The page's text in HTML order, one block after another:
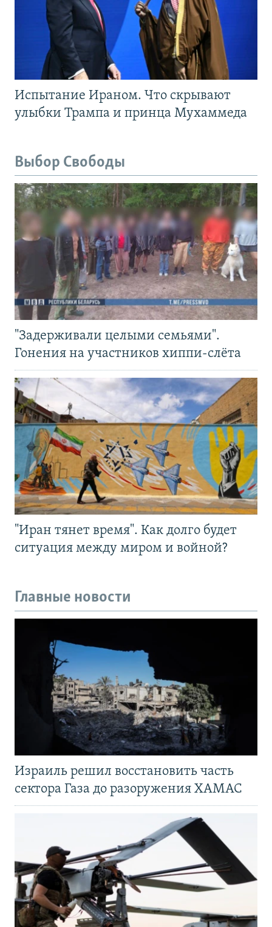
Испытание Ираном. Что скрывают
улыбки Трампа и принца Мухаммеда
Выбор Свободы
"Задерживали целыми семьями".
Гонения на участников хиппи-слёта
"Иран тянет время". Как долго будет
ситуация между миром и войной?
Главные новости
Израиль решил восстановить часть
сектора Газа до разоружения ХАМАС